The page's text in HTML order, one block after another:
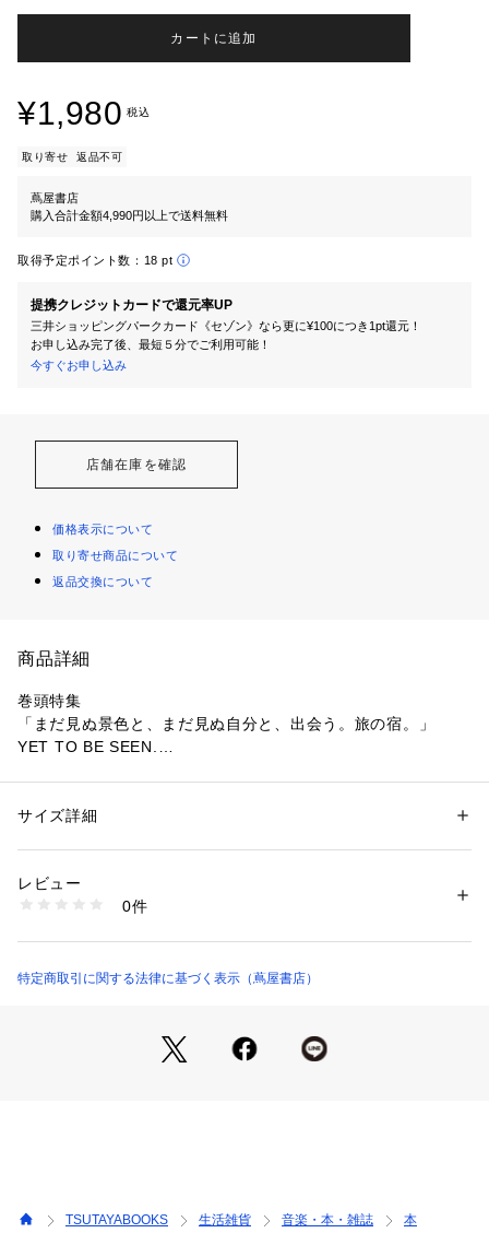
カートに追加
¥1,980 税込
取り寄せ 返品不可
蔦屋書店
購入合計金額4,990円以上で送料無料
取得予定ポイント数： 18 pt
提携クレジットカードで還元率UP
三井ショッピングパークカード《セゾン》なら更に¥100につき1pt還元！
お申し込み完了後、最短５分でご利用可能！
今すぐお申し込み
店舗在庫を確認
価格表示について
取り寄せ商品について
返品交換について
商品詳細
巻頭特集
「まだ見ぬ景色と、まだ見ぬ自分と、出会う。旅の宿。」
YET TO BE SEEN.
日常の輪郭も揺らぐもの。
今日の自分はどうですか？
明日の自分はどこに向かっていますか？
何かを感じる宿の特集です。
性別：レディース
商品番号：
9784911053140 （ショップ）
サイズ詳細
レビュー
0件
特定商取引に関する法律に基づく表示（蔦屋書店）
TSUTAYABOOKS 生活雑貨 音楽・本・雑誌
本